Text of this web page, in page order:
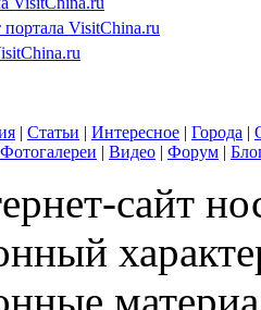
VisitChina.ru
| Статьи | Интересное | Города |
Фотогалереи | Видео | Форум |
сайт